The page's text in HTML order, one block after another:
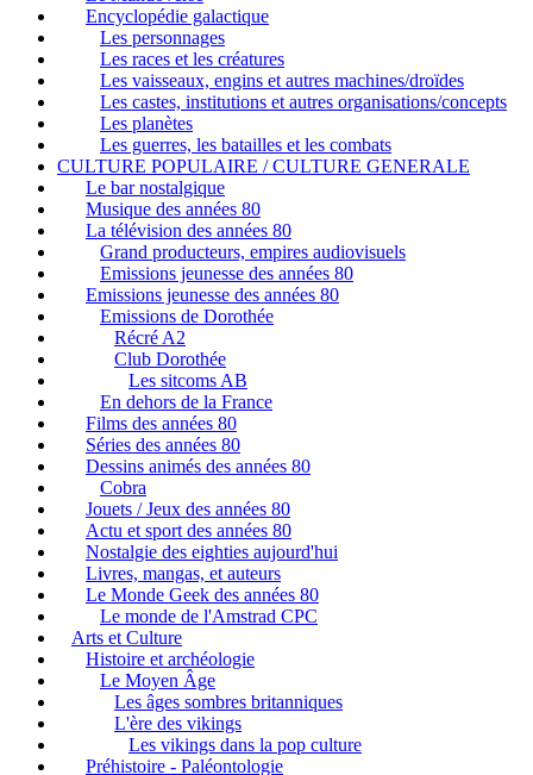
Encyclopédie galactique
Les personnages
Les races et les créatures
Les vaisseaux, engins et autres machines/droïdes
Les castes, institutions et autres organisations/concepts
Les planètes
Les guerres, les batailles et les combats
CULTURE POPULAIRE / CULTURE GENERALE
Le bar nostalgique
Musique des années 80
La télévision des années 80
Grand producteurs, empires audiovisuels
Emissions jeunesse des années 80
Emissions jeunesse des années 80
Emissions de Dorothée
Récré A2
Club Dorothée
Les sitcoms AB
En dehors de la France
Films des années 80
Séries des années 80
Dessins animés des années 80
Cobra
Jouets / Jeux des années 80
Actu et sport des années 80
Nostalgie des eighties aujourd'hui
Livres, mangas, et auteurs
Le Monde Geek des années 80
Le monde de l'Amstrad CPC
Arts et Culture
Histoire et archéologie
Le Moyen Âge
Les âges sombres britanniques
L'ère des vikings
Les vikings dans la pop culture
Préhistoire - Paléontologie